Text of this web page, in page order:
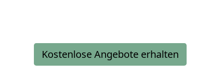
Kostenlose Angebote erhalten